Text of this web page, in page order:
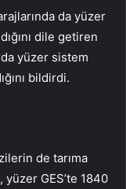
da yüzer
dile getiren
yüzer sistem
bildirdi.
de tarıma
yüzer GES’te 1840